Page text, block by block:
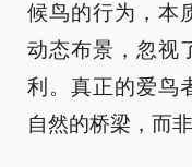
候鸟的行为，本
动态布景，忽视
利。真正的爱鸟
自然的桥梁，而